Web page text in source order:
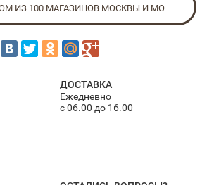
ИЗ 100 МАГАЗИНОВ МОСКВЫ И МО
ДОСТАВКА
Ежедневно
с 06.00 до 16.00